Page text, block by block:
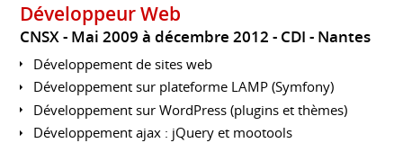
Développeur Web
CNSX Mai 2009 à décembre 2012 CDI Nantes
Développement de sites web
Développement sur plateforme LAMP (Symfony)
Développement sur WordPress (plugins et thèmes)
Développement ajax : jQuery et mootools